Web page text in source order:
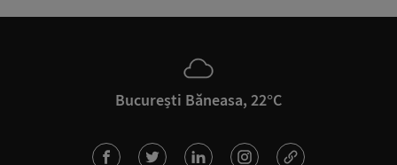
București Băneasa, 22°C